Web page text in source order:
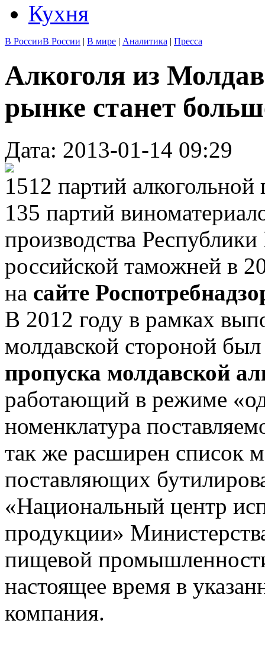
Кухня
В РоссииВ России | В мире | Аналитика | Пресса
Алкоголя из
рынке станет
Дата: 2013-01-14 09:29
1512 партий
135 партий
производства
российской таможней в
на сайте
В 2012 году в рамках
молдавской стороной
пропуска молдавской
работающий в режиме
номенклатура
так же расширен список
поставляющих
«Национальный центр
продукции»
пищевой
настоящее время в
компания.